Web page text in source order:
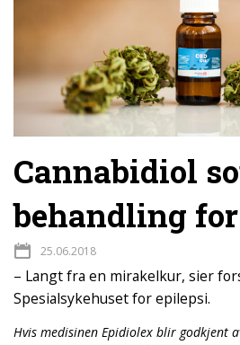
Cannabidiol
behandling
25.06.2018
– Langt fra en mirakelkur, sier
Spesialsykehuset for epilepsi.
Hvis medisinen Epidiolex blir godkjent